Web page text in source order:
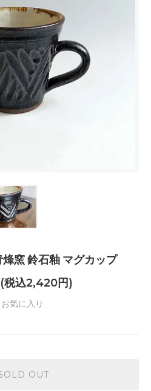
窯 鈴石釉 マグカップ
税込2,420円)
お気に入り
OUT